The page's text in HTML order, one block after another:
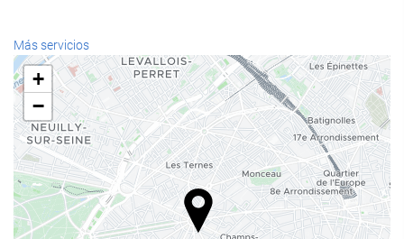
Servicios de recepción
Recepción 24 horas
Guardaequipaje
Comida y bebida
Restaurante a la carta
Bar
Más servicios
+
−